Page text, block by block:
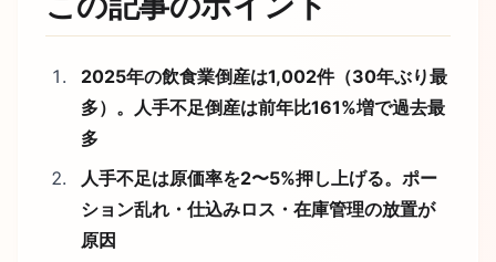
2025年の飲食業倒産は1,002件（30年ぶり最
多）。人手不足倒産は前年比161%増で過去最
多
人手不足は原価率を2〜5%押し上げる。ポー
ション乱れ・仕込みロス・在庫管理の放置が
原因